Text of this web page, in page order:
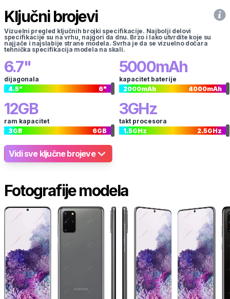
Ključni brojevi
Vizuelni pregled ključnih brojki specifikacije. Najbolji delovi
specifikacije su na vrhu, najgori da dnu. Brzo i lako utvrdite koje su
najjače i najslabije strane modela. Svrha je da se vizuelno dočara
tehnička specifikacija modela na skali.
6.7"
dijagonala
4.5" 6"
5000mAh
kapacitet baterije
2000mAh 4000mAh
12GB
ram kapacitet
3GB 6GB
3GHz
takt procesora
1.5GHz 2.5GHz
Vidi sve ključne brojeve
Fotografije modela